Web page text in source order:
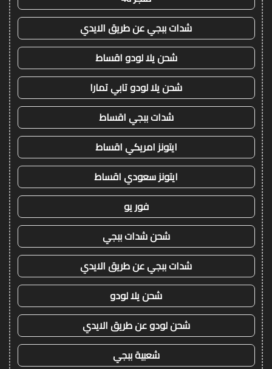
شدات ببجي عن طريق الايدي
شحن يلا لودو اقساط
شحن يلا لودو تابي تمارا
شدات ببجي اقساط
ايتونز امريكي اقساط
ايتونز سعودي اقساط
فور يو
شحن شدات ببجي
شدات ببجي عن طريق الايدي
شحن يلا لودو
شحن لودو عن طريق الايدي
شعبية ببجي